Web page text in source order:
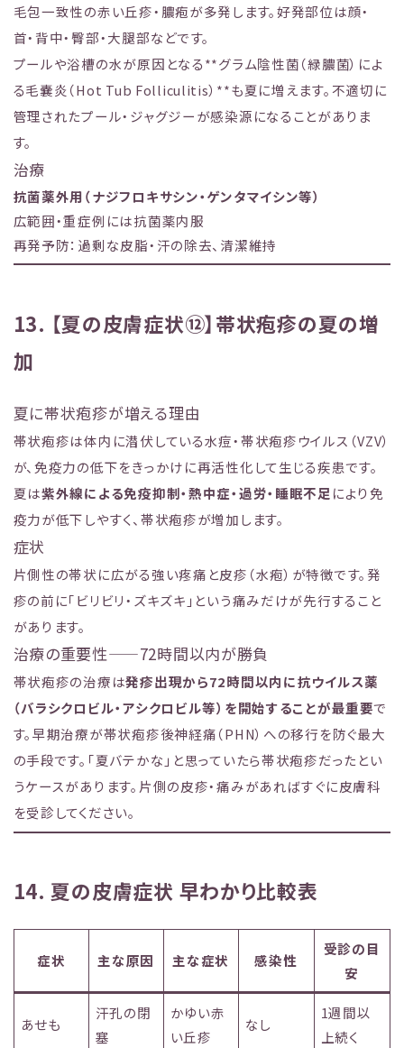
毛包一致性の赤い丘疹・膿疱が多発します。好発部位は顔・
首・背中・臀部・大腿部などです。
プールや浴槽の水が原因となる**グラム陰性菌（緑膿菌）によ
る毛嚢炎（Hot Tub Folliculitis）**も夏に増えます。不適切に
管理されたプール・ジャグジーが感染源になることがありま
す。
治療
抗菌薬外用（ナジフロキサシン・ゲンタマイシン等）
広範囲・重症例には抗菌薬内服
再発予防：過剰な皮脂・汗の除去、清潔維持
13. 【夏の皮膚症状⑫】帯状疱疹の夏の増
加
夏に帯状疱疹が増える理由
帯状疱疹は体内に潜伏している水痘・帯状疱疹ウイルス（VZV）
が、免疫力の低下をきっかけに再活性化して生じる疾患です。
夏は紫外線による免疫抑制・熱中症・過労・睡眠不足 により免
疫力が低下しやすく、帯状疱疹が増加します。
症状
片側性の帯状に広がる強い疼痛と皮疹（水疱）が特徴です。発
疹の前に「ビリビリ・ズキズキ」という痛みだけが先行すること
があります。
治療の重要性——72時間以内が勝負
帯状疱疹の治療は発疹出現から72時間以内に抗ウイルス薬
（バラシクロビル・アシクロビル等）を開始することが最重要で
す。早期治療が帯状疱疹後神経痛（PHN）への移行を防ぐ最大
の手段です。「夏バテかな」と思っていたら帯状疱疹だったとい
うケースがあります。片側の皮疹・痛みがあればすぐに皮膚科
を受診してください。
14. 夏の皮膚症状 早わかり比較表
症状 主な原因 主な症状 感染性
受診の目
安
あせも
汗孔の閉
塞
かゆい赤
い丘疹
なし
1週間以
上続く